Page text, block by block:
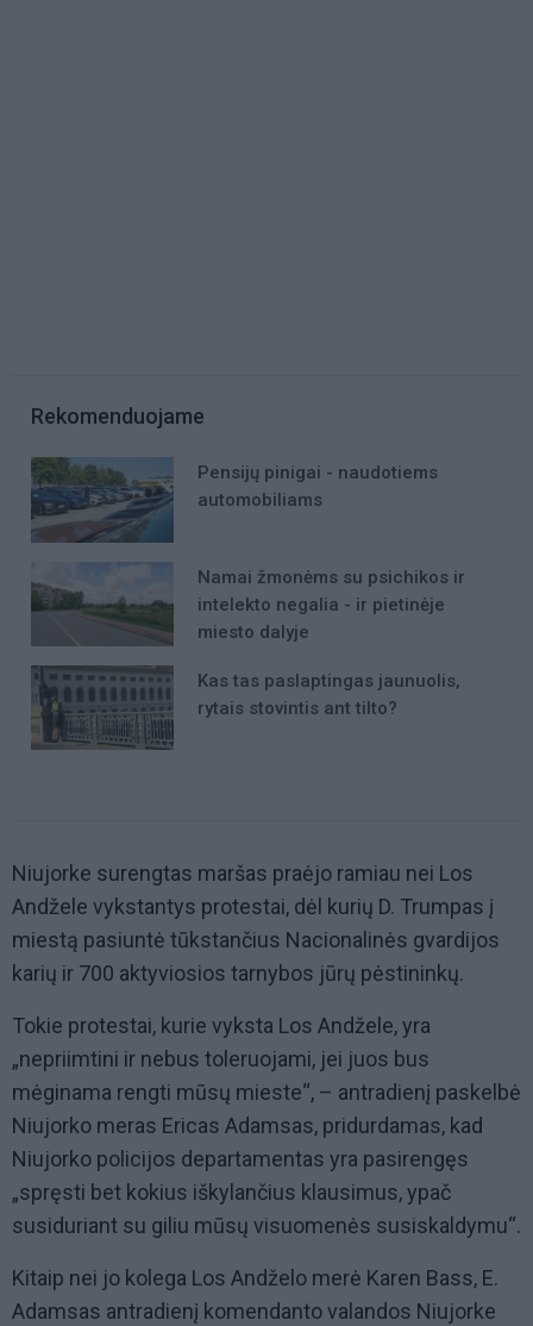
Rekomenduojame
Pensijų pinigai - naudotiems
automobiliams
Namai žmonėms su psichikos ir
intelekto negalia - ir pietinėje
miesto dalyje
Kas tas paslaptingas jaunuolis,
rytais stovintis ant tilto?
Niujorke surengtas maršas praėjo ramiau nei Los
Andžele vykstantys protestai, dėl kurių D. Trumpas į
miestą pasiuntė tūkstančius Nacionalinės gvardijos
karių ir 700 aktyviosios tarnybos jūrų pėstininkų.
Tokie protestai, kurie vyksta Los Andžele, yra
„nepriimtini ir nebus toleruojami, jei juos bus
mėginama rengti mūsų mieste“, – antradienį paskelbė
Niujorko meras Ericas Adamsas, pridurdamas, kad
Niujorko policijos departamentas yra pasirengęs
„spręsti bet kokius iškylančius klausimus, ypač
susiduriant su giliu mūsų visuomenės susiskaldymu“.
Kitaip nei jo kolega Los Andželo merė Karen Bass, E.
Adamsas antradienį komendanto valandos Niujorke